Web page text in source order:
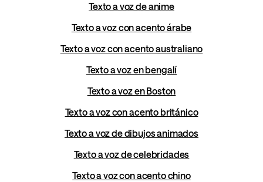
Texto a voz de anime
Texto a voz con acento árabe
Texto a voz con acento australiano
Texto a voz en bengalí
Texto a voz en Boston
Texto a voz con acento británico
Texto a voz de dibujos animados
Texto a voz de celebridades
Texto a voz con acento chino